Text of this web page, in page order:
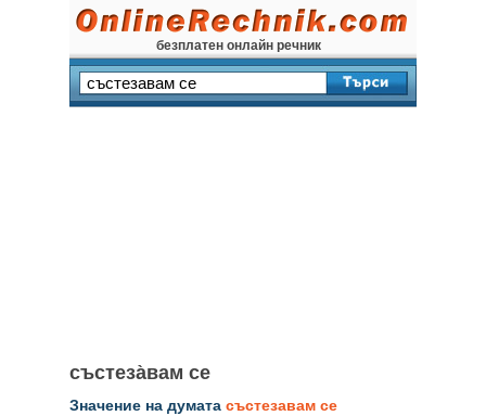
безплатен онлайн речник
състеза̀вам се
Значение на думата състезавам се